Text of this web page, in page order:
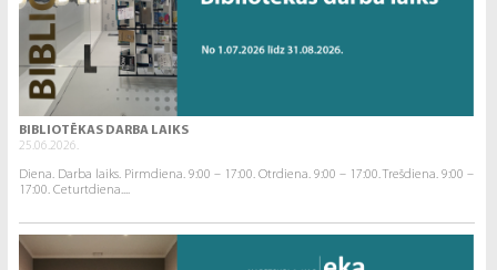
BIBLIOTĒKAS DARBA LAIKS
25.06.2026.
Diena. Darba laiks. Pirmdiena. 9:00 – 17:00. Otrdiena. 9:00 – 17:00. Trešdiena. 9:00 –
17:00. Ceturtdiena....